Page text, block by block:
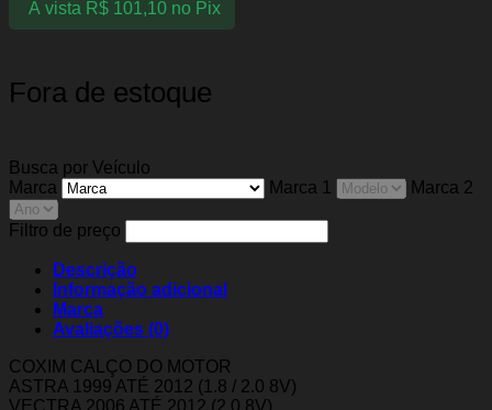
À vista R$101,10 no Pix
Fora de estoque
Busca por Veículo
Marca
Marca 1 Marca 2
Filtro de preço
Descrição
Informação adicional
Marca
Avaliações (0)
COXIM CALÇO DO MOTOR
ASTRA 1999 ATÉ 2012 (1.8 / 2.0 8V)
VECTRA 2006 ATÉ 2012 (2.0 8V)